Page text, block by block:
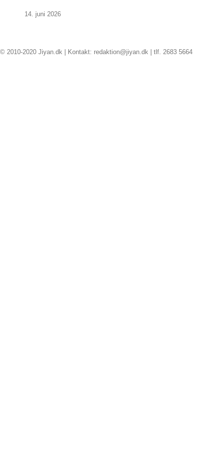
14. juni 2026
© 2010-2020 Jiyan.dk | Kontakt: redaktion@jiyan.dk | tlf. 2683 5664